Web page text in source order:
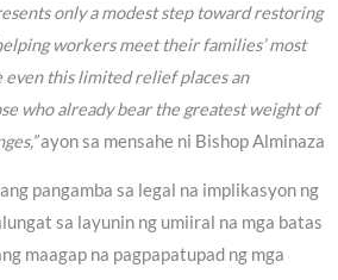
only a modest step toward restoring
workers meet their families’ most
even this limited relief places an
who already bear the greatest weight of
ayon sa mensahe ni Bishop Alminaza
pangamba sa legal na implikasyon ng
sa layunin ng umiiral na mga batas
maagap na pagpapatupad ng mga